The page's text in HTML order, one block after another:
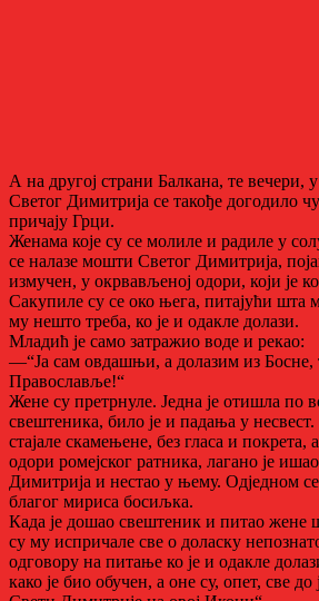
А на другој страни Балкана, те вечери,
Светог Димитрија се такође догодило
причају Грци.
Женама које су се молиле и радиле у
се налазе мошти Светог Димитрија,
измучен, у окрвављеној одори, који је
Сакупиле су се око њега, питајући шта
му нешто треба, ко је и одакле долази.
Младић је само затражио воде и рекао:
—“Ја сам овдашњи, а долазим из Босне,
Православље!“
Жене су претрнуле. Једна је отишла по
свештеника, било је и падања у
стајале скамењене, без гласа и
одори ромејског ратника, лагано је
Димитрија и нестао у њему. Одједном
благог мириса босиљка.
Када је дошао свештеник и питао жене
су му испричале све о доласку
одговору на питање ко је и одакле
како је био обучен, а оне су, опет, све